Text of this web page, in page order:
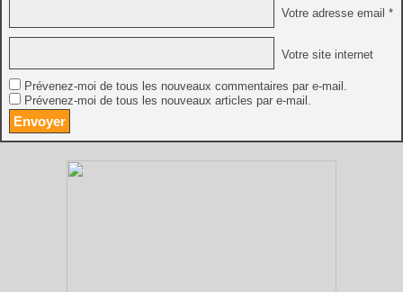
Votre adresse email *
Votre site internet
Prévenez-moi de tous les nouveaux commentaires par e-mail.
Prévenez-moi de tous les nouveaux articles par e-mail.